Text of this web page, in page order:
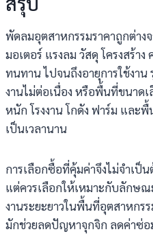
พัดลมอุตสาหกรรมราคาถูกต่าง
มอเตอร์ แรงลม วัสดุ โครงสร้า
ทนทาน ไปจนถึงอายุการใช้งาน
งานไม่ต่อเนื่อง หรือพื้นที่ขนาด
หนัก โรงงาน โกดัง ฟาร์ม และ
เป็นเวลานาน
การเลือกซื้อที่คุ้มค่าจึงไม่จำเ
แต่ควรเลือกให้เหมาะกับลักษณ
งานระยะยาวในพื้นที่อุตสาหก
มักช่วยลดปัญหาจุกจิก ลดค่าซ่